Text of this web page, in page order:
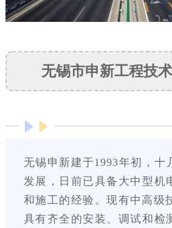
无锡市申新工程技
无锡申新建于1993年初，十
发展，日前已具备大中型机
和施工的经验。现有中高级
具有齐全的安装、调试和检